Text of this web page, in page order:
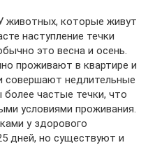
животных, которые живут
наступление течки
это весна и осень.
проживают в квартире и
совершают недлительные
более частые течки, что
условиями проживания.
у здорового
дней, но существуют и